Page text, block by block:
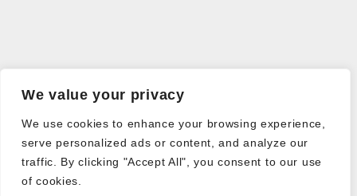
We value your privacy
We use cookies to enhance your browsing experience,
serve personalized ads or content, and analyze our
traffic. By clicking "Accept All", you consent to our use
of cookies.